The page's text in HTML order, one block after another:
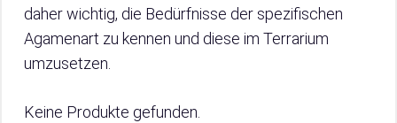
daher wichtig, die Bedürfnisse der spezifischen
Agamenart zu kennen und diese im Terrarium
umzusetzen.
Keine Produkte gefunden.